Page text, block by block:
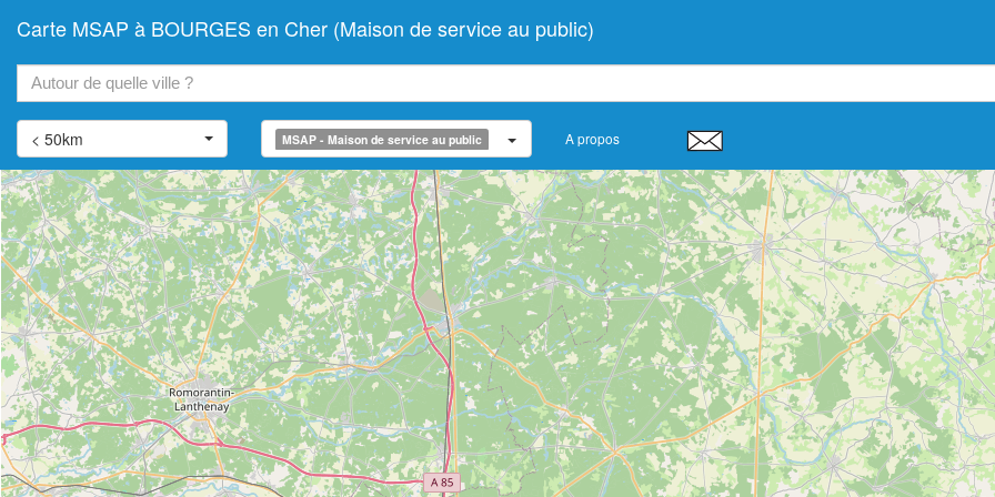
Carte MSAP à BOURGES en Cher (Maison de service au public)
< 50km MSAP - Maison de service au public A propos
−